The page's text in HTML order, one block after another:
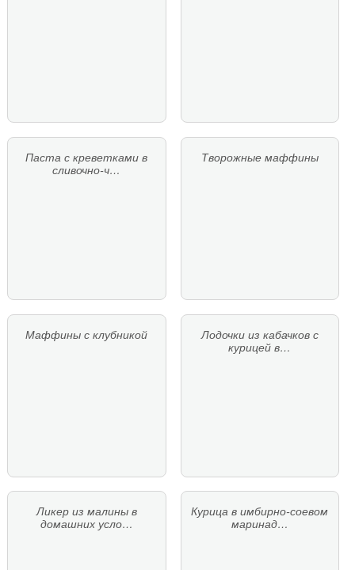
Паста с креветками в
сливочно-ч…
Творожные маффины
Маффины с клубникой
Лодочки из кабачков с
курицей в…
Ликер из малины в
домашних усло…
Курица в имбирно-соевом
маринад…